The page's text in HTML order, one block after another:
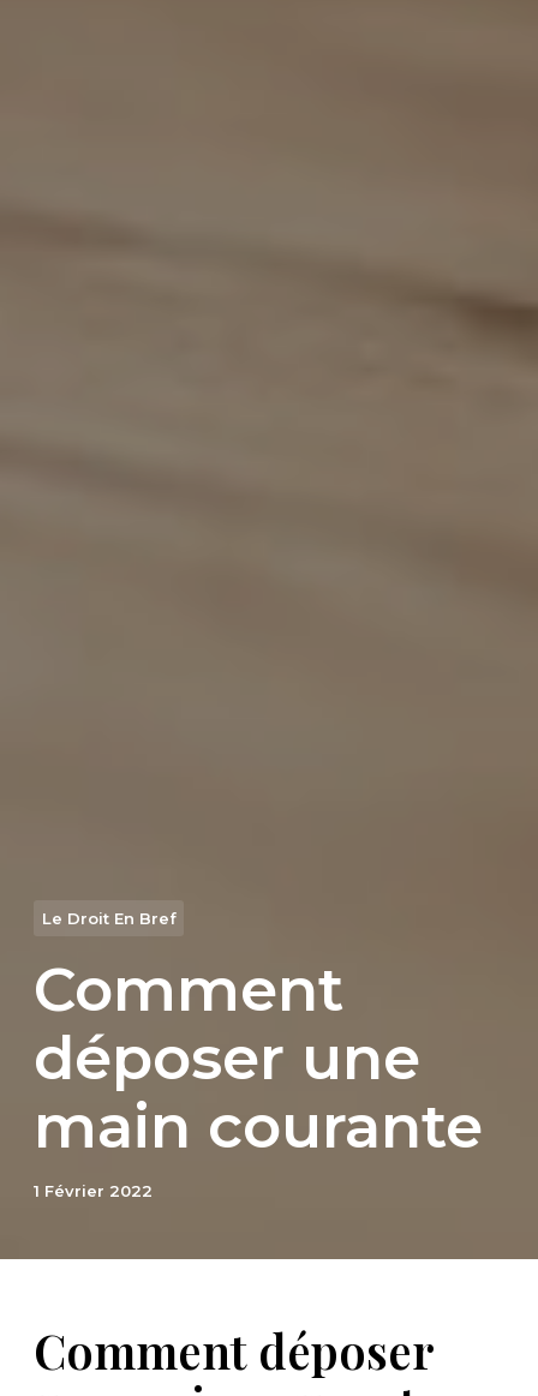
Le Droit En Bref
Comment
déposer une
main courante
1 Février 2022
Comment déposer